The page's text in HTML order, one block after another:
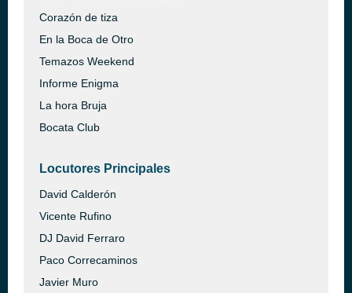
Corazón de tiza
En la Boca de Otro
Temazos Weekend
Informe Enigma
La hora Bruja
Bocata Club
Locutores Principales
David Calderón
Vicente Rufino
DJ David Ferraro
Paco Correcaminos
Javier Muro